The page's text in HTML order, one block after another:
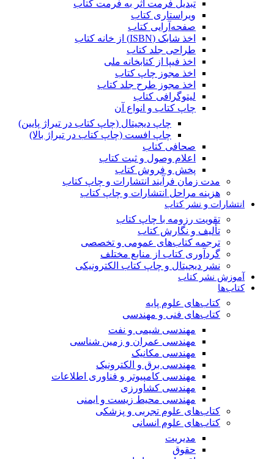
تبدیل فرمت اثر به فرمت کتاب
ویراستاری کتاب
صفحه‌آرایی کتاب
اخذ شابک (ISBN) از خانه کتاب
طراحی جلد کتاب
اخذ فیپا از کتابخانه ملی
اخذ مجوز چاپ کتاب
اخذ مجوز طرح جلد کتاب
لیتوگرافی کتاب
چاپ کتاب و انواع آن
چاپ دیجیتال (چاپ کتاب در تیراژ پایین)
چاپ افست (چاپ کتاب در تیراژ بالا)
صحافی کتاب
اعلام وصول و ثبت کتاب
پخش و فروش کتاب
مدت زمان فرآیند انتشارات و چاپ کتاب
هزینه مراحل انتشارات و چاپ کتاب
انتشارات و نشر کتاب
تقویت رزومه با چاپ کتاب
تألیف و نگارش کتاب
ترجمه کتاب‌های عمومی و تخصصی
گردآوری کتاب از منابع مختلف
نشر دیجیتال و چاپ کتاب الکترونیکی
آموزش نشر کتاب
کتاب‌ها
کتاب‌های علوم پایه
کتاب‌های فنی و مهندسی
مهندسی شیمی و نفت
مهندسی عمران و زمین شناسی
مهندسی مکانیک
مهندسی برق و الکترونیک
مهندسی کامپیوتر و فناوری اطلاعات
مهندسی کشاورزی
مهندسی محیط زیست و ایمنی
کتاب‌های علوم تجربی و پزشکی
کتاب‌های علوم انسانی
مدیریت
حقوق